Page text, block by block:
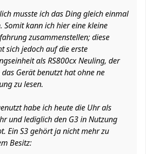
musste ich das Ding gleich einmal
Somit kann ich hier eine kleine
zusammenstellen; diese
sich jedoch auf die erste
als RS800cx Neuling, der
Gerät benutzt hat ohne ne
zu lesen.
habe ich heute die Uhr als
und lediglich den G3 in Nutzung
Ein S3 gehört ja nicht mehr zu
Besitz: